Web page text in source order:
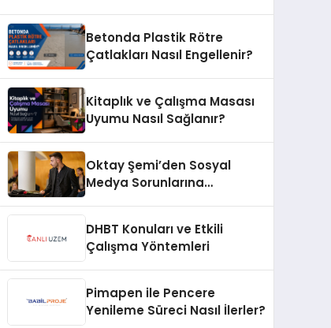
Betonda Plastik Rötre
Çatlakları Nasıl Engellenir?
Kitaplık ve Çalışma Masası
Uyumu Nasıl Sağlanır?
Oktay Şemi’den Sosyal
Medya Sorunlarına
DHBT Konuları ve Etkili
Çalışma Yöntemleri
Pimapen ile Pencere
Yenileme Süreci Nasıl İlerler?